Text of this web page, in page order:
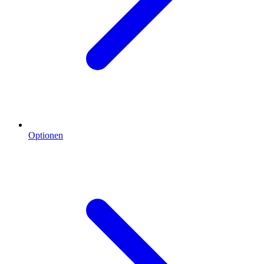
Optionen